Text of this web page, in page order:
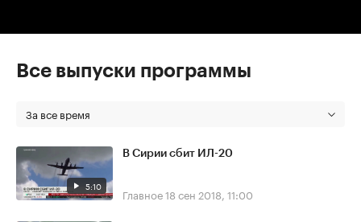
Все выпуски программы
За все время
5:10
В Сирии сбит ИЛ-20
Главное18 сен 2018, 11:00